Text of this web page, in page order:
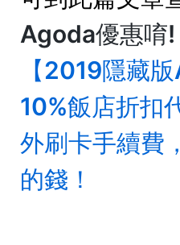
Agoda優惠唷!
【2019隱藏
10%飯店折扣
外刷卡手續費
的錢！